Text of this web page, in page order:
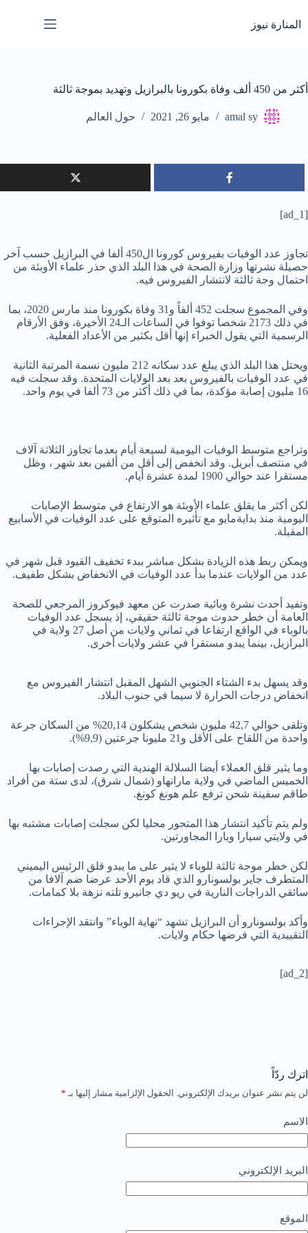
إلى
المحتوى
المنارة نيوز
أكثر من 450 ألف وفاة بكورونا بالبرازيل وتهديد بموجة ثالثة
amal sy مايو 26, 2021 حول العالم
[ad_1]
تجاوز عدد الوفيات بفيروس كورونا ال450 ألفا في البرازيل حسب آخر
حصيلة نشرتها وزارة الصحة في هذا البلد الذي حذر علماء الأوبئة من
احتمال وجة ثالثة لانتشار الفيروس فيه.
وفي المجموع سجلت 452 ألفاً و31 وفاة بكورونا منذ مارس 2020، بما
في ذلك 2173 شخصا توفوا في الساعات الـ24 الأخيرة، وفق الأرقام
الرسمية التي يقول الخبراء إنها أقل بكثير من الأعداد الفعلية.
ويحتل هذا البلد الذي يبلغ عدد سكانه 212 مليون نسمة المرتبة الثانية
في عدد الوفيات بالفيروس بعد بعد الولايات المتحدة. وقد سجلت فيه
16 مليون إصابة مؤكدة، بما في ذلك أكثر من 73 ألفا في يوم واحد.
وتراجع متوسط الوفيات اليومية لسبعة أيام بعدما تجاوز الثلاثة آلاف
في منتصف أبريل. وقد انخفض إلى أقل من ألفين بعد شهر ، وظل
مستقرا عند حوالي 1900 لمدة عشرة أيام.
لكن أكثر ما يقلق علماء الأوبئة هو الارتفاع في متوسط الإصابات
اليومية منذ بدايةمايو مع تأثيره المتوقع على عدد الوفيات في الأسابيع
المقبلة.
ويمكن ربط هذه الزيادة بشكل مباشر ببدء تخفيف القيود قبل شهر في
عدد من الولايات عندما بدأ عدد الوفيات في الانخفاض بشكل طفيف.
وتفيد أحدث نشرة وبائية صدرت عن معهد فيوكروز المرجعي للصحة
العامة أن خطر حدوث موجة ثالثة حقيقي، إذ يسجل عدد الوفيات
بالوباء في الواقع ارتفاعا في ثماني ولايات من أصل 27 ولاية في
البرازيل، بينما يبدو مستقرا في عشر ولايات أخرى.
وقد يسهل بدء الشتاء الجنوبي الشهل المقبل انتشار الفيروس مع
انخفاض درجات الحرارة لا سيما في جنوب البلاد.
وتلقى حوالي 42,7 مليون شخص يشكلون 20,14% من السكان جرعة
واحدة من اللقاح على الأقل و21 مليونا جرعتين (9,9%).
وما يثير قلق العملاء أيضا السلالة الهندية التي رصدت إصابات بها
الخميس الماضي في ولاية مارانهاو (شمال شرق)، لدى ستة من أفراد
طاقم سفينة شحن ترفع علم هونغ كونغ.
ولم يتم تأكيد انتشار هذا المتحور محليا لكن سجلت إصابات مشتبه بها
في ولايتي سيارا وبارا المجاورتين.
لكن خطر موجة ثالثة للوباء لا يثير على ما يبدو قلق الرئيس اليميني
المتطرف جاير بولسونارو الذي قاد يوم الأحد عرضا ضم آلافا من
سائقي الدراجات النارية في ريو دي جانيرو تلته نزهة بلا كمامات.
وأكد بولسونارو أن البرازيل تشهد “نهاية الوباء” وانتقد الإجراءات
التقييدية التي فرضها حكام ولايات.
[ad_2]
اترك ردّاً
لن يتم نشر عنوان بريدك الإلكتروني. الحقول الإلزامية مشار إليها بـ *
الاسم
البريد الإلكتروني
الموقع